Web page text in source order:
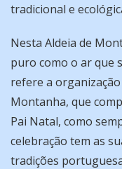
tradicional e
Nesta Aldeia de
puro como o ar que
refere a
Montanha, que
Pai Natal, como
celebração tem as
tradições